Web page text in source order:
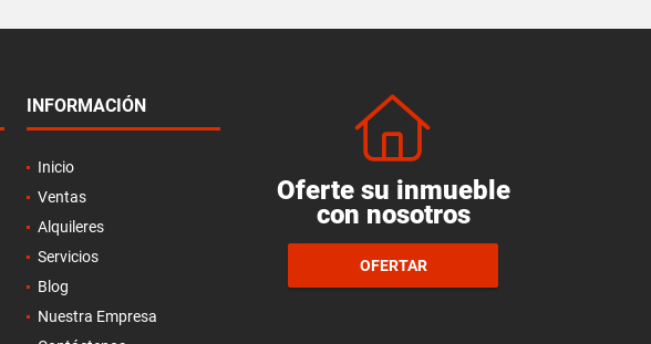
INFORMACIÓN
Inicio
Ventas
Alquileres
Servicios
Blog
Nuestra Empresa
Oferte su inmueble
con nosotros
OFERTAR